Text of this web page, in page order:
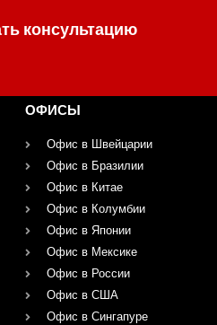
консультацию
ОФИСЫ
Офис в Швейцарии
Офис в Бразилии
Офис в Китае
Офис в Колумбии
Офис в Японии
Офис в Мексике
Офис в России
Офис в США
Офис в Сингапуре